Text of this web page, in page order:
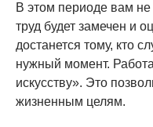
В этом периоде вам не
труд будет замечен и
достанется тому, кто
нужный момент.
искусству». Это
жизненным целям.